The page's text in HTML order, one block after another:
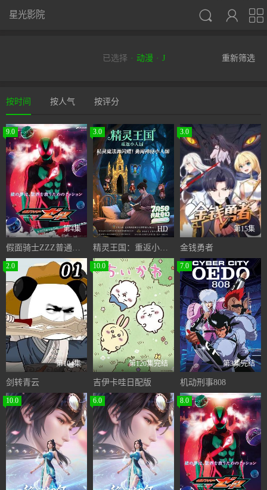



星光影院
已选择 动漫 J 重新筛选
按时间 按人气 按评分
9.0
第4集
假面骑士ZZZ普通话版
3.0
HD
精灵王国：重返小人国
3.0
第15集
金钱勇者
2.0
第104集
剑转青云
10.0
第120集完结
吉伊卡哇日配版
7.0
第3集完结
机动刑事808
10.0 6.0 8.0